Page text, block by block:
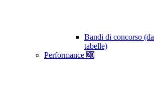
Bandi di concorso
tabelle)
Performance 20